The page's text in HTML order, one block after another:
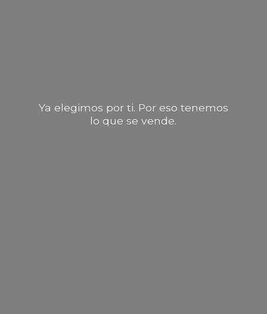
Ya elegimos por ti. Por eso tenemos
lo quese vende.